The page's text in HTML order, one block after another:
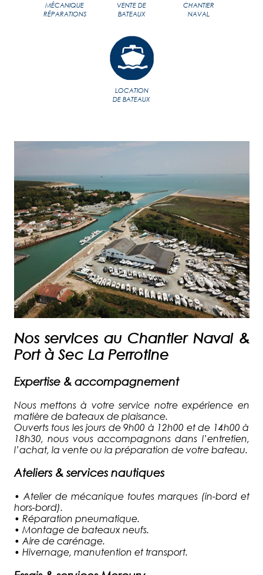
MÉCANIQUE
RÉPARATIONS
VENTE DE
BATEAUX
CHANTIER
NAVAL
LOCATION
DE BATEAUX
Nos services au Chantier Naval &
Port à Sec La Perrotine
Expertise & accompagnement
Nous mettons à votre service notre expérience en
matière de bateaux de plaisance.
Ouverts tous les jours de 9h00 à 12h00 et de 14h00 à
18h30, nous vous accompagnons dans l’entretien,
l’achat, la vente ou la préparation de votre bateau.
Ateliers & services nautiques
• Atelier de mécanique toutes marques (in-bord et
hors-bord).
• Réparation pneumatique.
• Montage de bateaux neufs.
• Aire de carénage.
• Hivernage, manutention et transport.